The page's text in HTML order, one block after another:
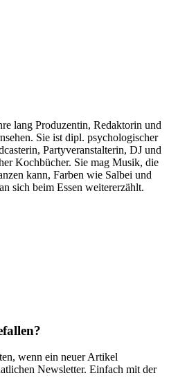
lang Produzentin, Redaktorin und
Sie ist dipl. psychologischer
Partyveranstalterin, DJ und
Kochbücher. Sie mag Musik, die
kann, Farben wie Salbei und
sich beim Essen weitererzählt.
wenn ein neuer Artikel
Newsletter. Einfach mit der